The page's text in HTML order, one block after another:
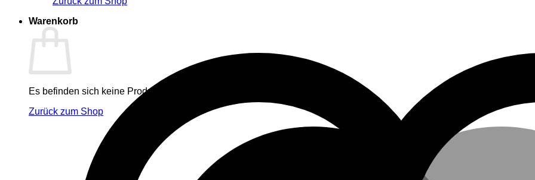
Warenkorb
Es befinden sich keine Produkte im Warenkorb.
Zurück zum Shop